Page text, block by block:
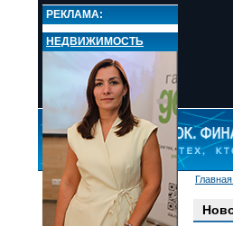
НОВОСТИ
Новости
Все новости
РЕКЛАМА:
НЕДВИЖИМОСТЬ